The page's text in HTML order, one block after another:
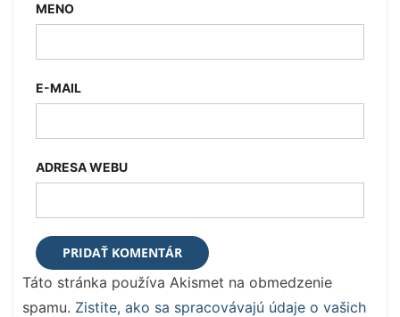
MENO
E-MAIL
ADRESA WEBU
Táto stránka používa Akismet na obmedzenie
spamu. Zistite, ako sa spracovávajú údaje o vašich